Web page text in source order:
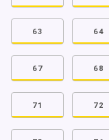
63 64
67 68
71 72